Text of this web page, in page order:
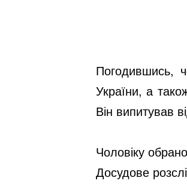
Погодившись,
України, а
Він випитував
Чоловіку
Досудове